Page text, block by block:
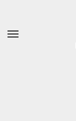
content